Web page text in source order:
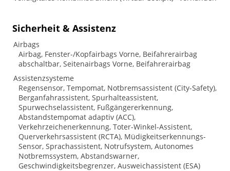
Sicherheit & Assistenz
Airbags
Airbag, Fenster-/Kopfairbags Vorne, Beifahrerairbag
abschaltbar, Seitenairbags Vorne, Beifahrerairbag
Assistenzsysteme
Regensensor, Tempomat, Notbremsassistent (City-Safety),
Berganfahrassistent, Spurhalteassistent,
Spurwechselassistent, Fußgängererkennung,
Abstandstempomat adaptiv (ACC),
Verkehrzeichenerkennung, Toter-Winkel-Assistent,
Querverkehrsassistent (RCTA), Müdigkeitserkennungs-
Sensor, Sprachassistent, Notrufsystem, Autonomes
Notbremssystem, Abstandswarner,
Geschwindigkeitsbegrenzer, Ausweichassistent (ESA)